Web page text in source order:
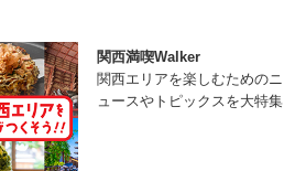
関西満喫Walker
関西エリアを楽しむためのニ
ュースやトピックスを大特集